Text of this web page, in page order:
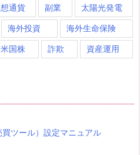
通貨 副業 太陽光発電
海外投資 海外生命保険
米国株 詐欺 資産運用
買ツール）設定マニュアル